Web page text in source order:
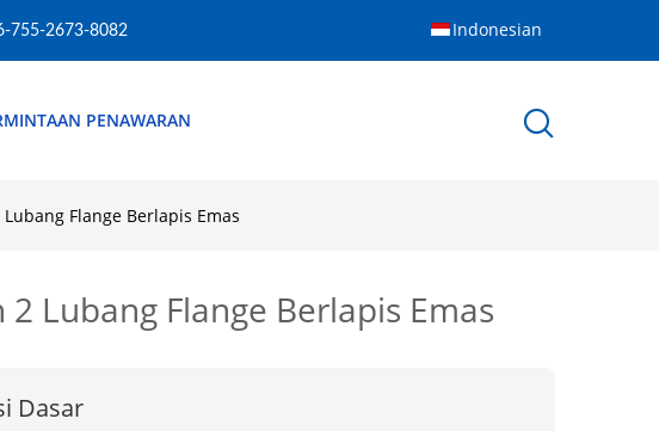
755-2673-8082 Indonesian
PENAWARAN
Flange Berlapis Emas
Lubang Flange Berlapis Emas
Dasar